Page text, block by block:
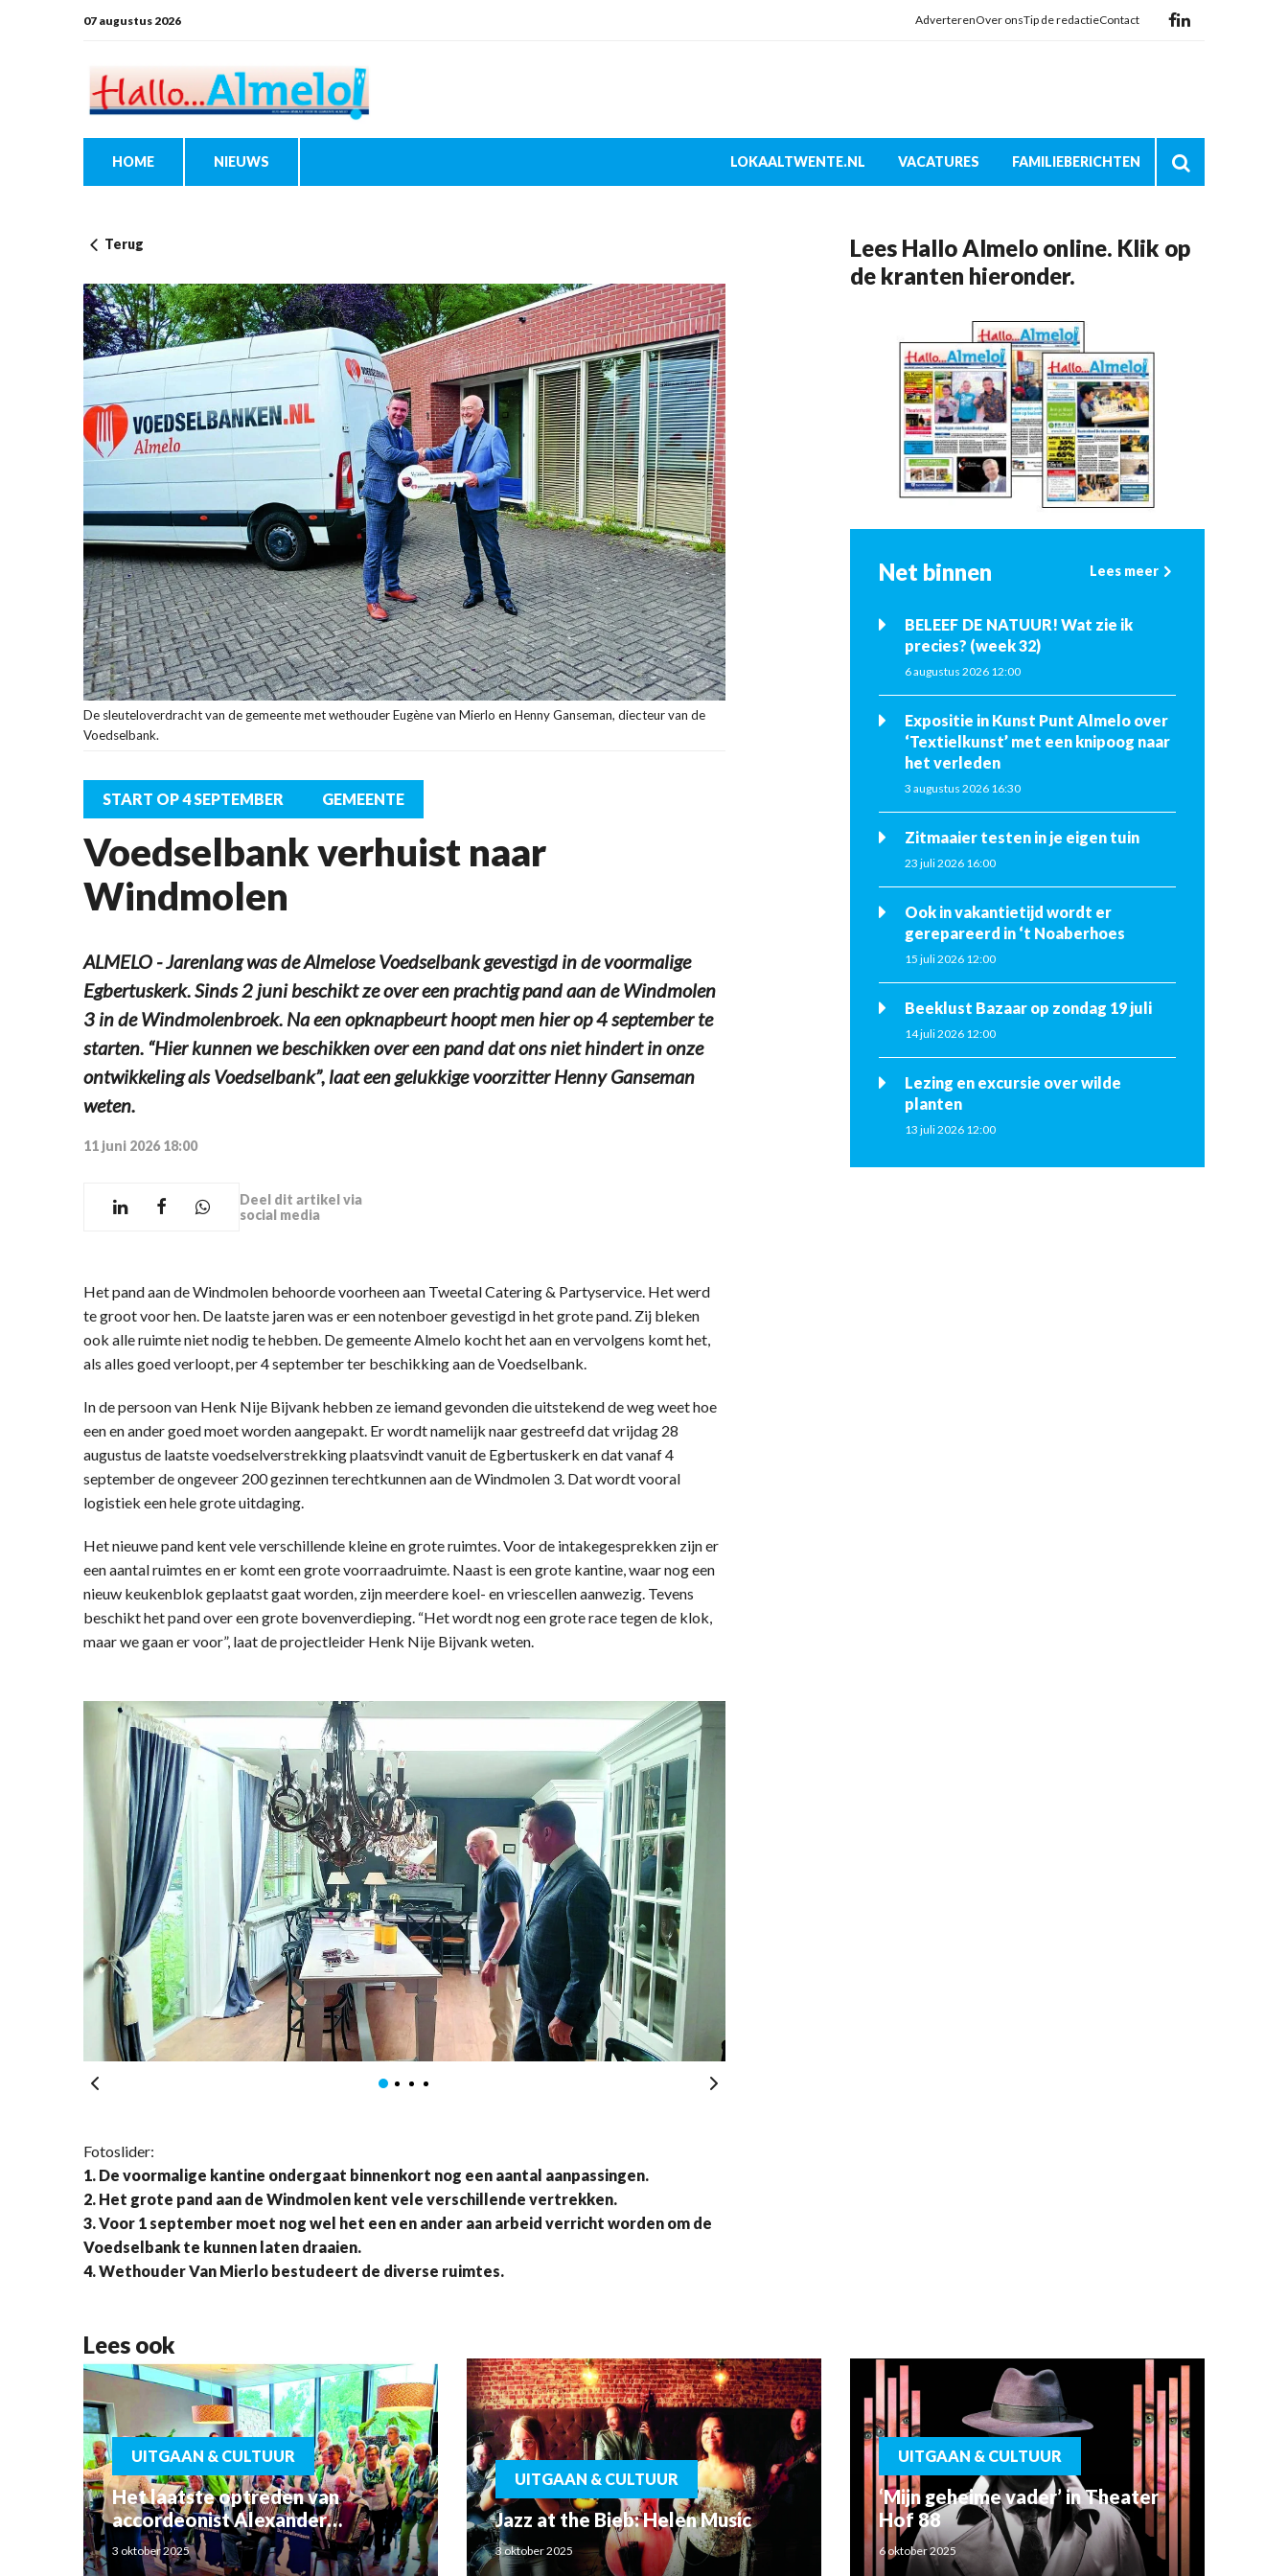
07 augustus 2026 AdverterenOver onsTip de redactieContact
HOME NIEUWS LOKAALTWENTE.NL VACATURES FAMILIEBERICHTEN
Terug
De sleuteloverdracht van de gemeente met wethouder Eugène van Mierlo en Henny Ganseman, diecteur van de
Voedselbank.
START OP 4 SEPTEMBER GEMEENTE
Voedselbank verhuist naar
Windmolen
ALMELO - Jarenlang was de Almelose Voedselbank gevestigd in de voormalige
Egbertuskerk. Sinds 2 juni beschikt ze over een prachtig pand aan de Windmolen
3 in de Windmolenbroek. Na een opknapbeurt hoopt men hier op 4 september te
starten. “Hier kunnen we beschikken over een pand dat ons niet hindert in onze
ontwikkeling als Voedselbank”, laat een gelukkige voorzitter Henny Ganseman
weten.
11 juni 2026 18:00
Deel dit artikel via
social media
Het pand aan de Windmolen behoorde voorheen aan Tweetal Catering & Partyservice. Het werd
te groot voor hen. De laatste jaren was er een notenboer gevestigd in het grote pand. Zij bleken
ook alle ruimte niet nodig te hebben. De gemeente Almelo kocht het aan en vervolgens komt het,
als alles goed verloopt, per 4 september ter beschikking aan de Voedselbank.
In de persoon van Henk Nije Bijvank hebben ze iemand gevonden die uitstekend de weg weet hoe
een en ander goed moet worden aangepakt. Er wordt namelijk naar gestreefd dat vrijdag 28
augustus de laatste voedselverstrekking plaatsvindt vanuit de Egbertuskerk en dat vanaf 4
september de ongeveer 200 gezinnen terechtkunnen aan de Windmolen 3. Dat wordt vooral
logistiek een hele grote uitdaging.
Het nieuwe pand kent vele verschillende kleine en grote ruimtes. Voor de intakegesprekken zijn er
een aantal ruimtes en er komt een grote voorraadruimte. Naast is een grote kantine, waar nog een
nieuw keukenblok geplaatst gaat worden, zijn meerdere koel- en vriescellen aanwezig. Tevens
beschikt het pand over een grote bovenverdieping. “Het wordt nog een grote race tegen de klok,
maar we gaan er voor”, laat de projectleider Henk Nije Bijvank weten.
Fotoslider:
1. De voormalige kantine ondergaat binnenkort nog een aantal aanpassingen.
2. Het grote pand aan de Windmolen kent vele verschillende vertrekken.
3. Voor 1 september moet nog wel het een en ander aan arbeid verricht worden om de
Voedselbank te kunnen laten draaien.
4. Wethouder Van Mierlo bestudeert de diverse ruimtes.
Lees Hallo Almelo online. Klik op
de kranten hieronder.
Net binnen Lees meer
BELEEF DE NATUUR! Wat zie ik
precies? (week 32)
6 augustus 2026 12:00
Expositie in Kunst Punt Almelo over
‘Textielkunst’ met een knipoog naar
het verleden
3 augustus 2026 16:30
Zitmaaier testen in je eigen tuin
23 juli 2026 16:00
Ook in vakantietijd wordt er
gerepareerd in ‘t Noaberhoes
15 juli 2026 12:00
Beeklust Bazaar op zondag 19 juli
14 juli 2026 12:00
Lezing en excursie over wilde
planten
13 juli 2026 12:00
Lees ook
UITGAAN & CULTUUR
Het laatste optreden van
accordeonist Alexander
Schoemaker
3 oktober 2025
UITGAAN & CULTUUR
Jazz at the Bieb: Helen Music
3 oktober 2025
UITGAAN & CULTUUR
‘Mijn geheime vader’ in Theater
Hof 88
6 oktober 2025